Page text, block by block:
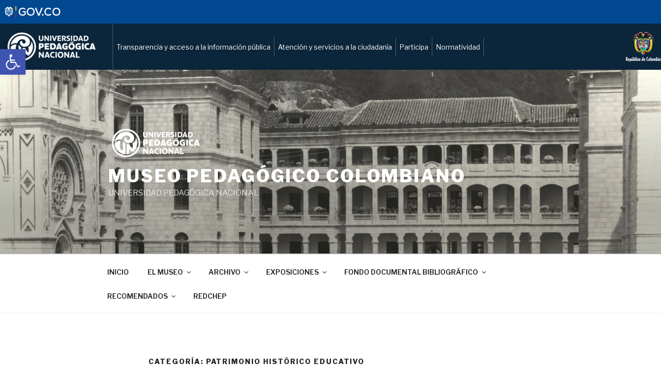
Abrir barra de herramientas Transparencia y acceso a la información pública Atención y servicios a la ciudadanía Participa Normatividad
Saltar
contenido
MUSEO PEDAGÓGICO COLOMBIANO
UNIVERSIDAD PEDAGÓGICA NACIONAL
INICIO EL MUSEO ARCHIVO EXPOSICIONES FONDO DOCUMENTAL BIBLIOGRÁFICO
RECOMENDADOS REDCHEP
CATEGORÍA: PATRIMONIO HISTÓRICO EDUCATIVO